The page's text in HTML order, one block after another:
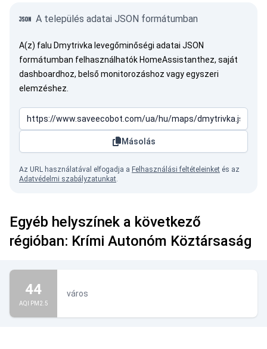
A település adatai JSON formátumban
A(z) falu Dmytrivka levegőminőségi adatai JSON
formátumban felhasználhatók HomeAssistanthez, saját
dashboardhoz, belső monitorozáshoz vagy egyszeri
elemzéshez.
Másolás
Az URL használatával elfogadja a Felhasználási feltételeinket és az
Adatvédelmi szabályzatunkat.
Egyéb helyszínek a következő
régióban: Krími Autonóm Köztársaság
44
AQI PM2.5
város